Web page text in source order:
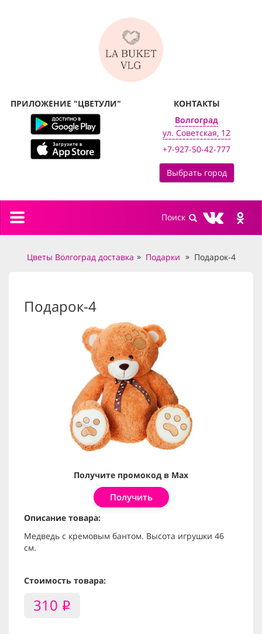
ПРИЛОЖЕНИЕ "ЦВЕТУЛИ"
КОНТАКТЫ
Волгоград
ул. Советская, 12
+7-927-50-42-777
Выбрать город
Toggle
Цветы Волгоград доставка Подарки Подарок-4
Подарок-4
Получите промокод в Max
Получить
Описание товара:
Медведь с кремовым бантом. Высота игрушки 46
см.
Стоимость товара:
310 i